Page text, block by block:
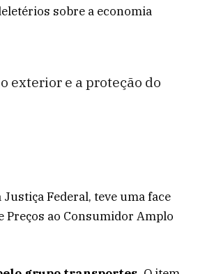
sobre a economia
exterior e a proteção do
Federal, teve uma face
ao Consumidor Amplo